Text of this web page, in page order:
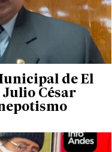
de El
Julio César